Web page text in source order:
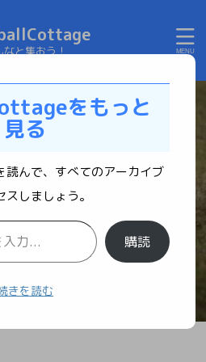
なと集おう！
をもっと
見る
読んで、すべてのアーカイブ
スしましょう。
購読
きを読む